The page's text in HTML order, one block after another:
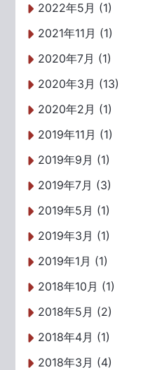
2022年5月 (1)
2021年11月 (1)
2020年7月 (1)
2020年3月 (13)
2020年2月 (1)
2019年11月 (1)
2019年9月 (1)
2019年7月 (3)
2019年5月 (1)
2019年3月 (1)
2019年1月 (1)
2018年10月 (1)
2018年5月 (2)
2018年4月 (1)
2018年3月 (4)